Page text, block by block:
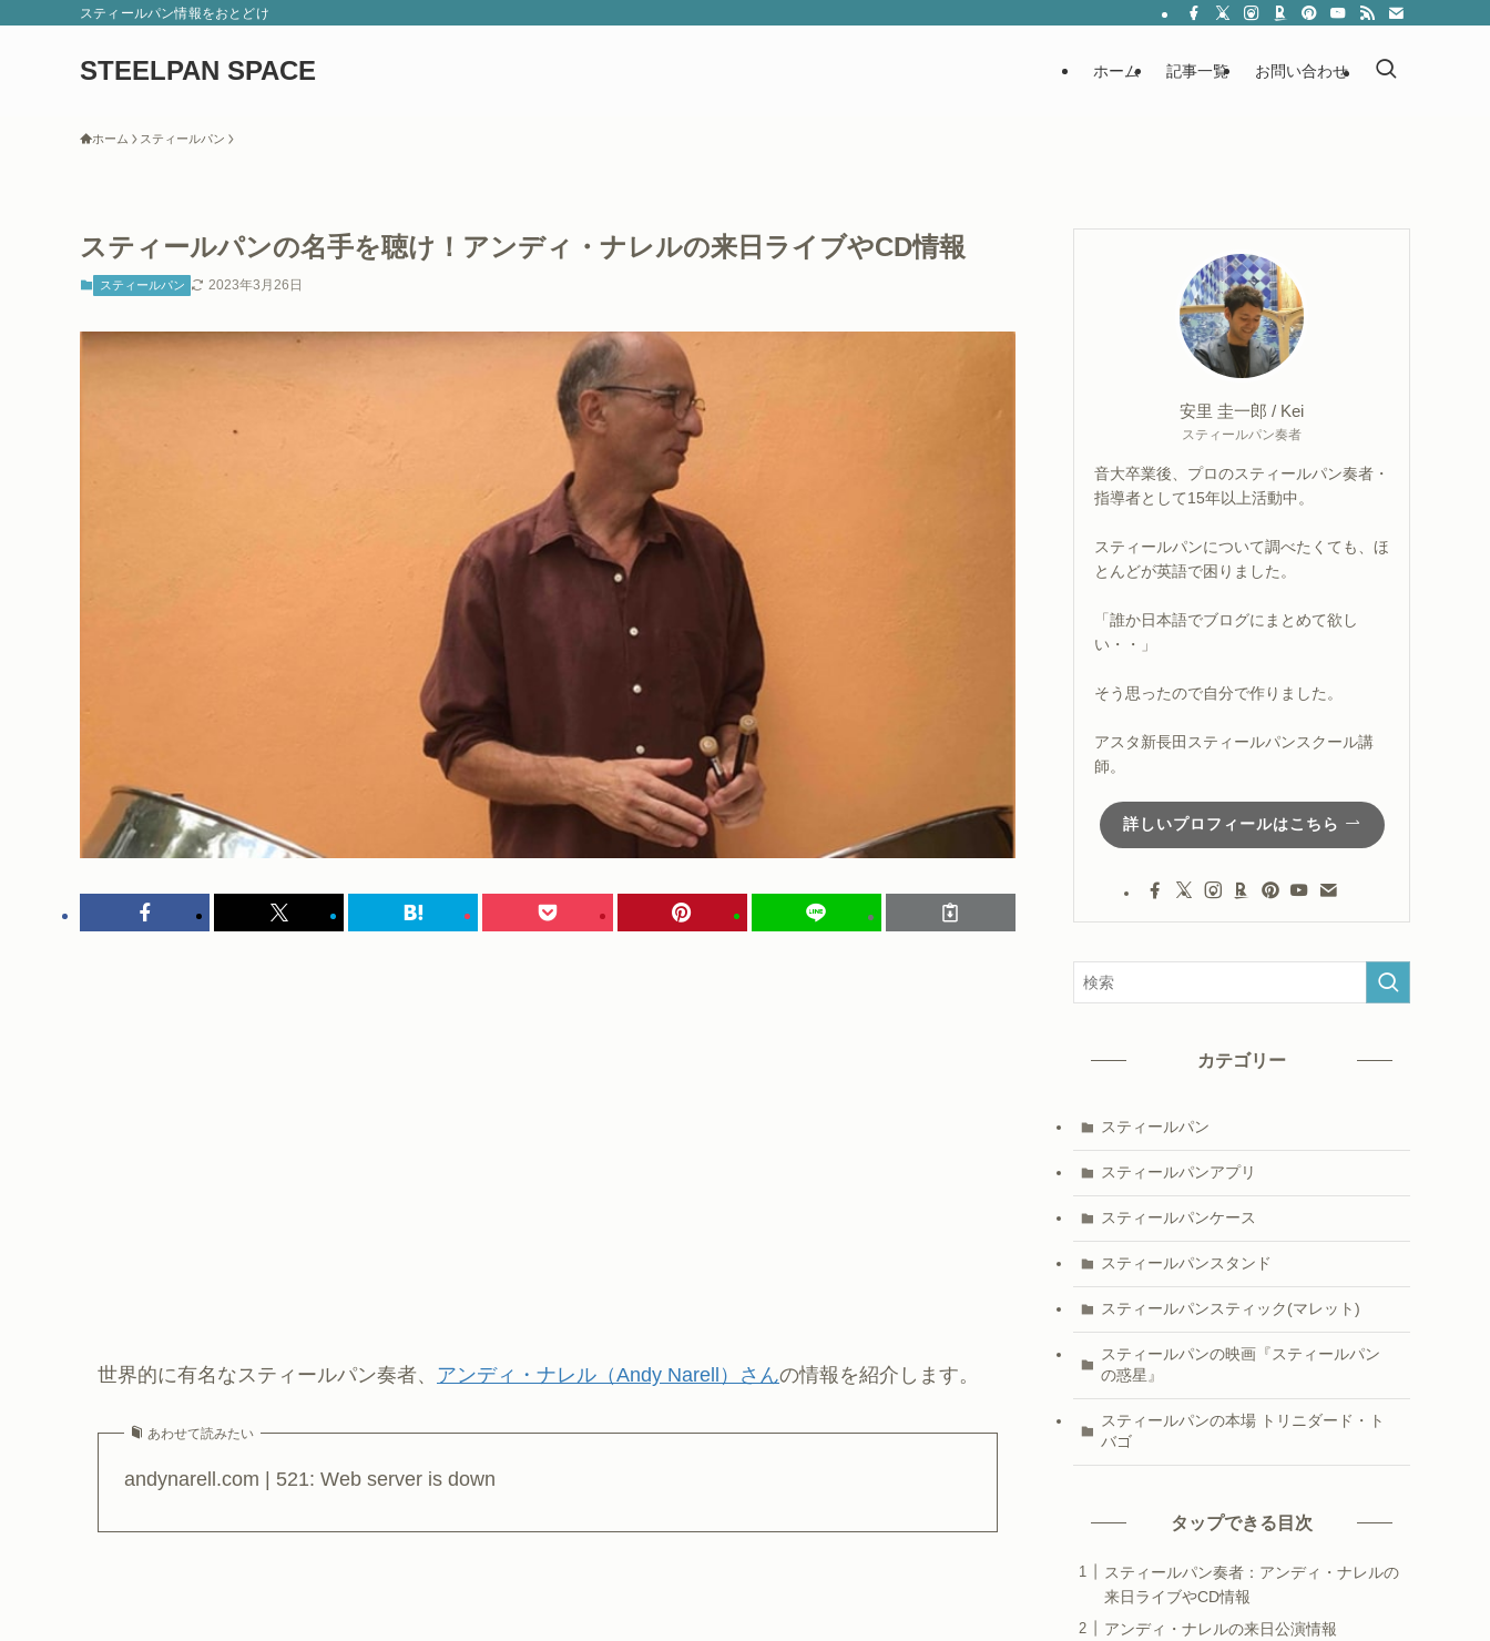
スティールパン情報をおとどけ
STEELPAN SPACE ホーム 記事一覧 お問い合わせ
ホーム スティールパン
スティールパンの名手を聴け！アンディ・ナレルの来日ライブやCD情報
スティールパン 2023年3月26日
世界的に有名なスティールパン奏者、 アンディ・ナレル（Andy Narell）さんの情報を紹介します。
あわせて読みたい
andynarell.com | 521: Web server is down
安里 圭一郎 / Kei
スティールパン奏者
音大卒業後、プロのスティールパン奏者・
指導者として15年以上活動中。
スティールパンについて調べたくても、ほ
とんどが英語で困りました。
「誰か日本語でブログにまとめて欲し
い・・」
そう思ったので自分で作りました。
アスタ新長田スティールパンスクール講
師。
詳しいプロフィールはこちら
カテゴリー
スティールパン
スティールパンアプリ
スティールパンケース
スティールパンスタンド
スティールパンスティック(マレット)
スティールパンの映画『スティールパン
の惑星』
スティールパンの本場 トリニダード・ト
バゴ
タップできる目次
スティールパン奏者：アンディ・ナレルの
来日ライブやCD情報
アンディ・ナレルの来日公演情報